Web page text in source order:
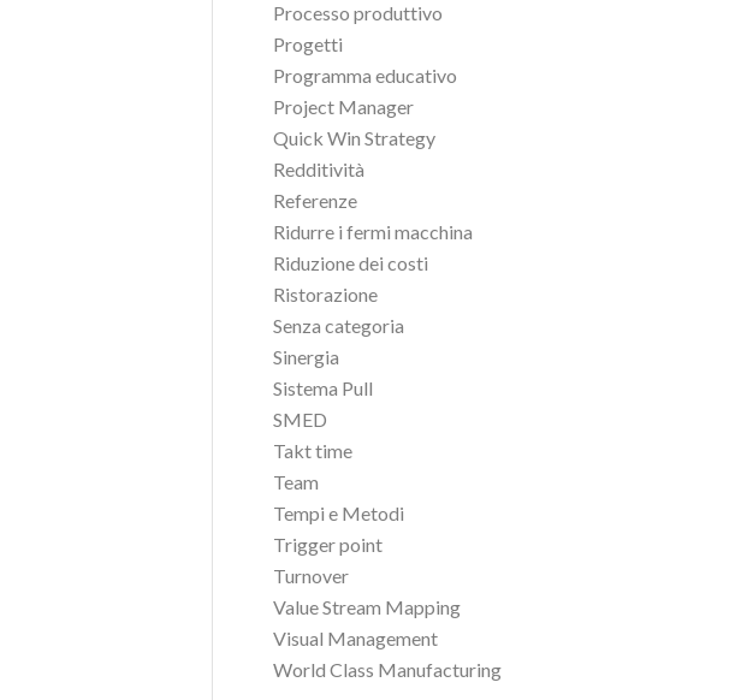
Processo produttivo
Progetti
Programma educativo
Project Manager
Quick Win Strategy
Redditività
Referenze
Ridurre i fermi macchina
Riduzione dei costi
Ristorazione
Senza categoria
Sinergia
Sistema Pull
SMED
Takt time
Team
Tempi e Metodi
Trigger point
Turnover
Value Stream Mapping
Visual Management
World Class Manufacturing